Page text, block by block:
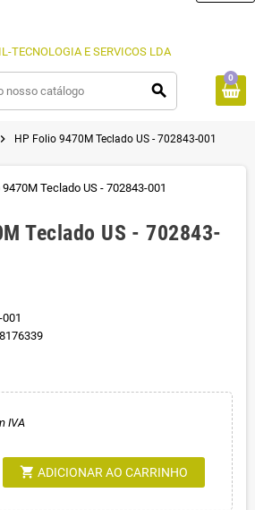
search
0
chevron_right HP Folio 9470M Teclado US - 702843-001
Teclado US - 702843-
IVA
shopping_cart ADICIONAR AO CARRINHO